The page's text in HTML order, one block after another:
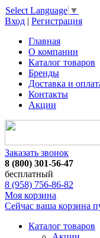
Select Language ▼
Вход | Регистрация
Главная
О компании
Каталог товаров
Бренды
Доставка и
Контакты
Акции
Заказать звонок
8 (800) 301-56-47
бесплатный
8 (958) 756-86-82
Моя корзина
Сейчас ваша корзина
Каталог товаров